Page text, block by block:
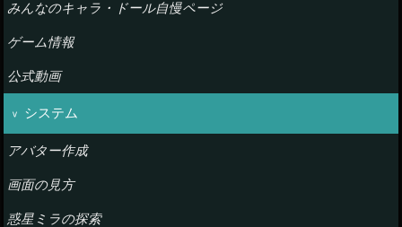
みんなのキャラ・ドール自慢ページ
ゲーム情報
公式動画
システム
アバター作成
画面の見方
惑星ミラの探索